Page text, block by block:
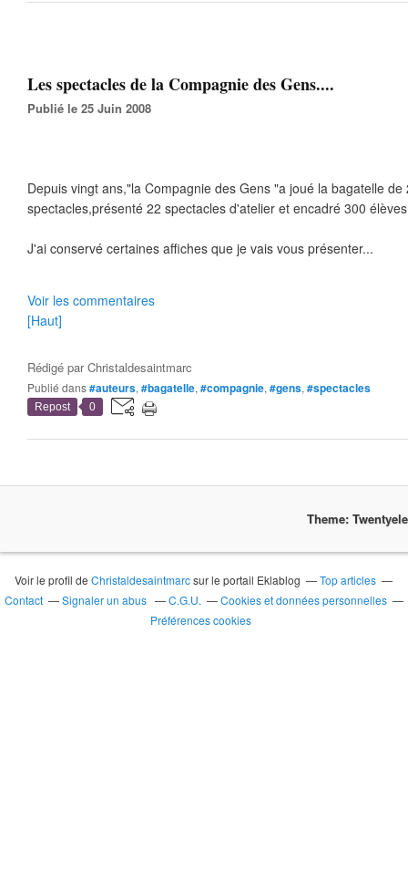
Les spectacles de la Compagnie des Gens....
Publié le 25 Juin 2008
Depuis vingt ans,"la Compagnie des Gens "a joué la bagatelle
spectacles,présenté 22 spectacles d'atelier et encadré 300
J'ai conservé certaines affiches que je vais vous présenter...
Voir les commentaires
[Haut]
Rédigé parChristaldesaintmarc
Publié dans#auteurs, #bagatelle, #compagnie, #gens, #spectacles
Repost 0
Theme:
Voir le profil deChristaldesaintmarcsur le portail Eklablog
Top articles
Contact
Signaler un abus C.G.U.
Cookies et données personnelles
Préférences cookies